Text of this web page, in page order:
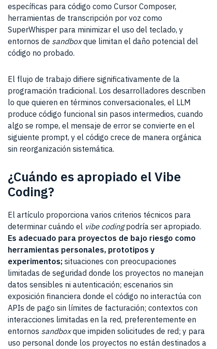
específicas para código como Cursor Composer,
herramientas de transcripción por voz como
SuperWhisper para minimizar el uso del teclado, y
entornos de sandboxque limitan el daño potencial del
código no probado.
El flujo de trabajo difiere significativamente de la
programación tradicional. Los desarrolladores describen
lo que quieren en términos conversacionales, el LLM
produce código funcional sin pasos intermedios, cuando
algo se rompe, el mensaje de error se convierte en el
siguiente prompt, y el código crece de manera orgánica
sin reorganización sistemática.
¿Cuándo es apropiado el Vibe
Coding?
El artículo proporciona varios criterios técnicos para
determinar cuándo el vibe codingpodría ser apropiado.
Es adecuado para proyectos de bajo riesgo como
herramientas personales, prototipos y
experimentos; situaciones con preocupaciones
limitadas de seguridad donde los proyectos no manejan
datos sensibles ni autenticación; escenarios sin
exposición financiera donde el código no interactúa con
APIs de pago sin límites de facturación; contextos con
interacciones limitadas en la red, preferentemente en
entornos sandboxque impiden solicitudes de red; y para
uso personal donde los proyectos no están destinados a